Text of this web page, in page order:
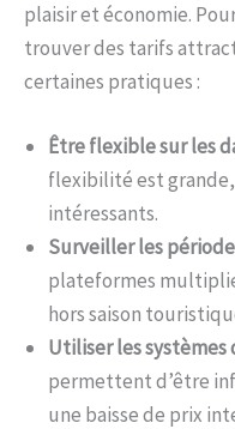
plaisir et économie.
trouver des tarifs
certaines pratiques :
Être flexible sur les
flexibilité est
intéressants.
Surveiller les
plateformes
hors saison
Utiliser les systèmes
permettent d’être
une baisse de prix